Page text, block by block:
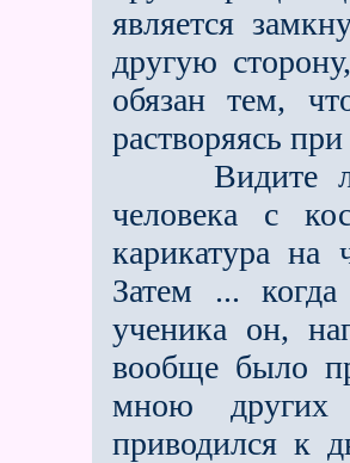
является
другую
обязан тем,
растворяясь
Видите ли,
человека с
карикатура на
Затем ...
ученика он,
вообще было
мною других
приводился к